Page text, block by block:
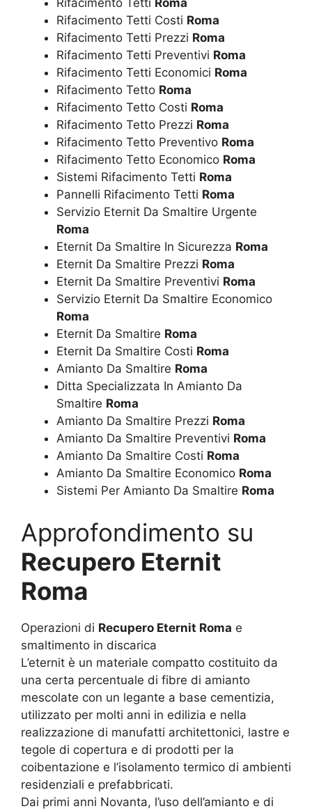
Rifacimento Tetti Roma
Rifacimento Tetti Costi Roma
Rifacimento Tetti Prezzi Roma
Rifacimento Tetti Preventivi Roma
Rifacimento Tetti Economici Roma
Rifacimento Tetto Roma
Rifacimento Tetto Costi Roma
Rifacimento Tetto Prezzi Roma
Rifacimento Tetto Preventivo Roma
Rifacimento Tetto Economico Roma
Sistemi Rifacimento Tetti Roma
Pannelli Rifacimento Tetti Roma
Servizio Eternit Da Smaltire Urgente
Roma
Eternit Da Smaltire In Sicurezza Roma
Eternit Da Smaltire Prezzi Roma
Eternit Da Smaltire Preventivi Roma
Servizio Eternit Da Smaltire Economico
Roma
Eternit Da Smaltire Roma
Eternit Da Smaltire Costi Roma
Amianto Da Smaltire Roma
Ditta Specializzata In Amianto Da
Smaltire Roma
Amianto Da Smaltire Prezzi Roma
Amianto Da Smaltire Preventivi Roma
Amianto Da Smaltire Costi Roma
Amianto Da Smaltire Economico Roma
Sistemi Per Amianto Da Smaltire Roma
Approfondimento su
Recupero Eternit
Roma
Operazioni di Recupero Eternit Roma e
smaltimento in discarica
L’eternit è un materiale compatto costituito da
una certa percentuale di fibre di amianto
mescolate con un legante a base cementizia,
utilizzato per molti anni in edilizia e nella
realizzazione di manufatti architettonici, lastre e
tegole di copertura e di prodotti per la
coibentazione e l’isolamento termico di ambienti
residenziali e prefabbricati.
Dai primi anni Novanta, l’uso dell’amianto e di